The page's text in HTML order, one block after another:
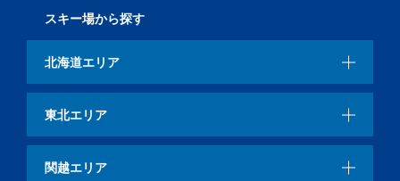
スキー場から探す
北海道エリア
東北エリア
関越エリア